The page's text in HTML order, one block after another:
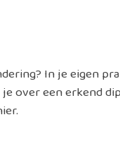
In je eigen
over een erkend